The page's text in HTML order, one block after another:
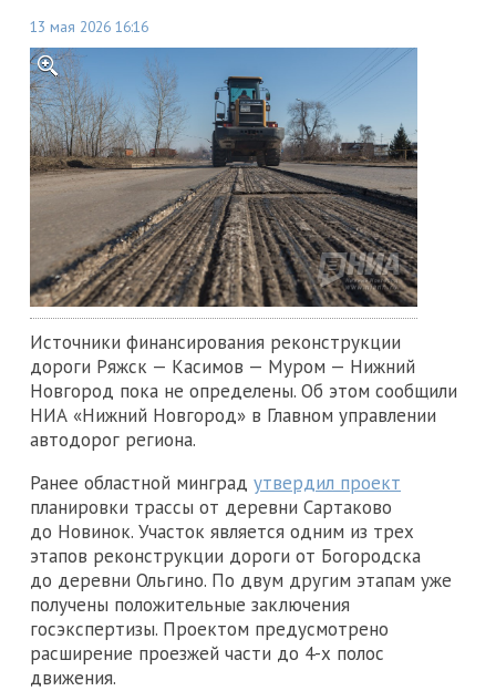
13 мая 2026 16:16
Источники финансирования реконструкции
дороги Ряжск — Касимов — Муром — Нижний
Новгород пока не определены. Об этом сообщили
НИА «Нижний Новгород» в Главном управлении
автодорог региона.
Ранее областной минград утвердил проект
планировки трассы от деревни Сартаково
до Новинок. Участок является одним из трех
этапов реконструкции дороги от Богородска
до деревни Ольгино. По двум другим этапам уже
получены положительные заключения
госэкспертизы. Проектом предусмотрено
расширение проезжей части до 4-х полос
движения.